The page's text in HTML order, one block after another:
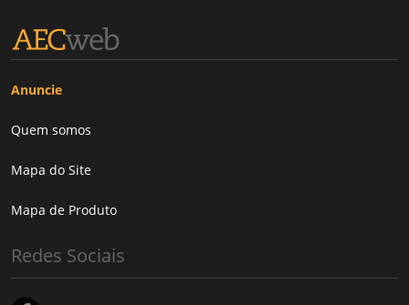
Anuncie
Quem somos
Mapa do Site
Mapa de Produto
Redes Sociais